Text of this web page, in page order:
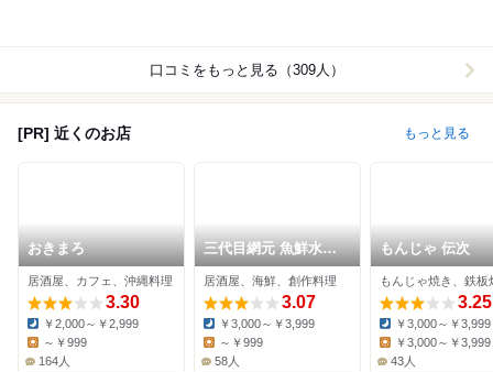
口コミをもっと見る（309人）
[PR] 近くのお店 もっと見る
おきまろ
居酒屋、カフェ、沖縄料理
3.30
Dinner:
￥2,000～￥2,999
～￥999
164人
三代目網元 魚鮮水産
本所吾妻橋店
居酒屋、海鮮、創作料理
3.07
Dinner:
￥3,000～￥3,999
Lunch:
～￥999
58人
もんじゃ 伝次
3.25
Dinner:
￥3,000～￥3,999
Lunch:
￥3,000～￥3,999
43人